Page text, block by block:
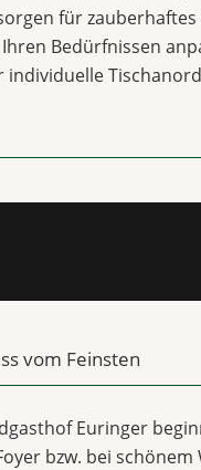
für
Ihren Bedürfnissen
individuelle
vom Feinsten
Euringer
bzw. bei